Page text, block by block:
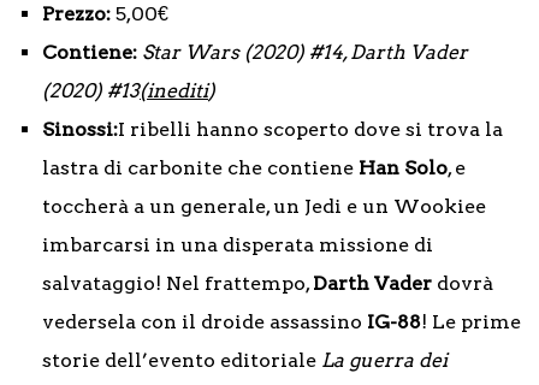
Prezzo: 5,00€
Contiene: Star Wars (2020) #14, Darth Vader
(2020) #13(inediti)
Sinossi:I ribelli hanno scoperto dove si trova la
lastra di carbonite che contiene Han Solo, e
toccherà a un generale, un Jedi e un Wookiee
imbarcarsi in una disperata missione di
salvataggio! Nel frattempo,Darth Vader dovrà
vedersela con il droide assassino IG-88! Le prime
storie dell’evento editoriale La guerra dei